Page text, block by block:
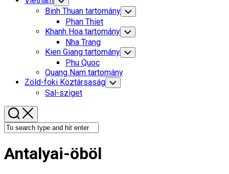
Child
Menu
Binh Thuan tartomány Toggle
Child
Menu
Phan Thiet
Khanh Hoa tartomány Toggle
Child
Menu
Nha Trang
Kien Giang tartomány Toggle
Child
Phu Quoc
Quang Nam tartomány
Zöld-foki Köztársaság Toggle
Child
Sal-sziget
Antalyai-öböl